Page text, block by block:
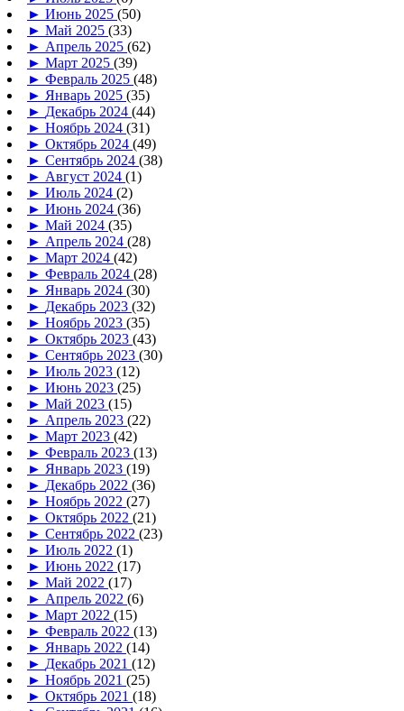
► Июнь 2025 (50)
► Май 2025 (33)
► Апрель 2025 (62)
► Март 2025 (39)
► Февраль 2025 (48)
► Январь 2025 (35)
► Декабрь 2024 (44)
► Ноябрь 2024 (31)
► Октябрь 2024 (49)
► Сентябрь 2024 (38)
► Август 2024 (1)
► Июль 2024 (2)
► Июнь 2024 (36)
► Май 2024 (35)
► Апрель 2024 (28)
► Март 2024 (42)
► Февраль 2024 (28)
► Январь 2024 (30)
► Декабрь 2023 (32)
► Ноябрь 2023 (35)
► Октябрь 2023 (43)
► Сентябрь 2023 (30)
► Июль 2023 (12)
► Июнь 2023 (25)
► Май 2023 (15)
► Апрель 2023 (22)
► Март 2023 (42)
► Февраль 2023 (13)
► Январь 2023 (19)
► Декабрь 2022 (36)
► Ноябрь 2022 (27)
► Октябрь 2022 (21)
► Сентябрь 2022 (23)
► Июль 2022 (1)
► Июнь 2022 (17)
► Май 2022 (17)
► Апрель 2022 (6)
► Март 2022 (15)
► Февраль 2022 (13)
► Январь 2022 (14)
► Декабрь 2021 (12)
► Ноябрь 2021 (25)
► Октябрь 2021 (18)